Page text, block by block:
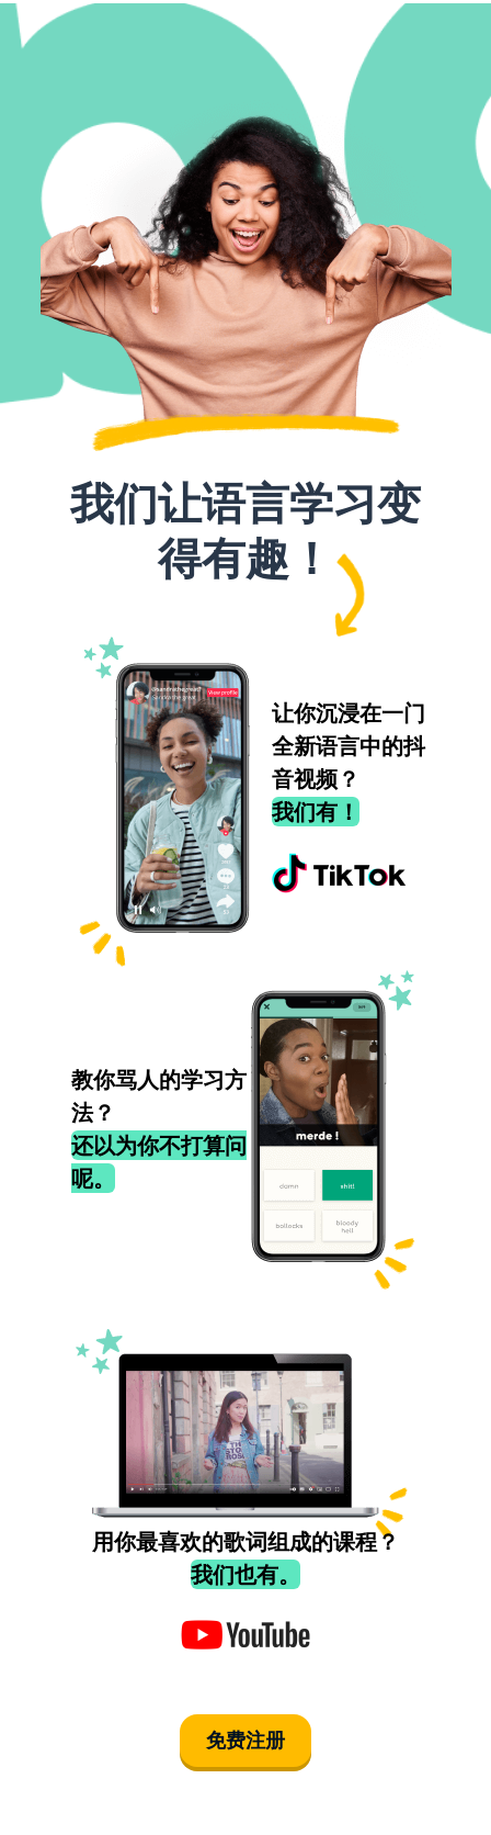
我们让语言学习变
得有趣！
让你沉浸在一门
全新语言中的抖
音视频？
我们有！
教你骂人的学习方
法？
还以为你不打算问
呢。
用你最喜欢的歌词组成的课程？
我们也有。
免费注册